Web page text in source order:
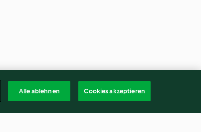
Alle ablehnen Cookies akzeptieren